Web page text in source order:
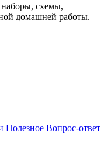
наборы, схемы,
домашней работы.
Полезное Вопрос-ответ